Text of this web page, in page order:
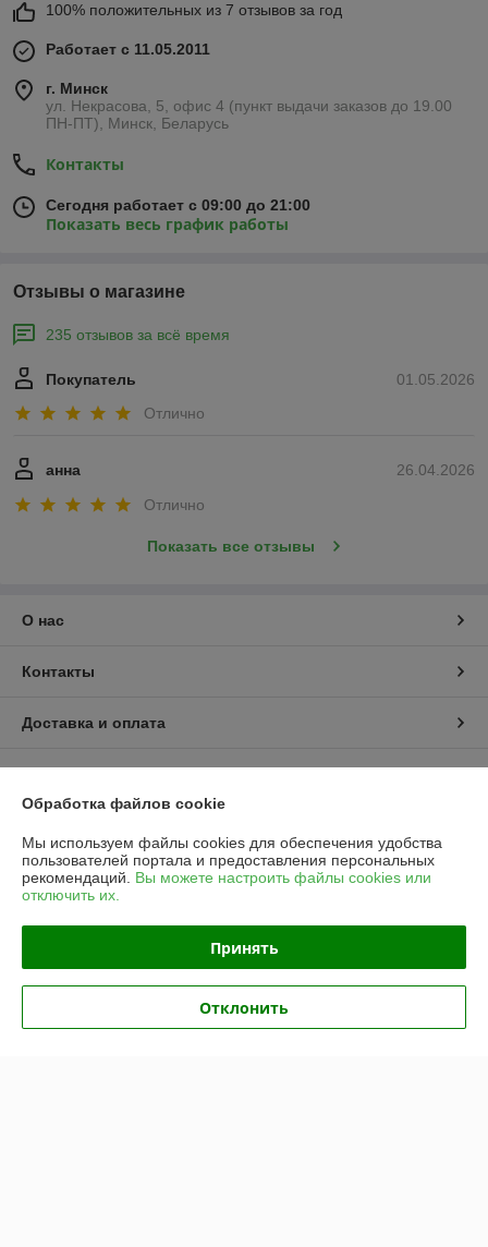
100% положительных из 7 отзывов за год
Работает с 11.05.2011
г. Минск
ул. Некрасова, 5, офис 4 (пункт выдачи заказов до 19.00
ПН-ПТ), Минск, Беларусь
Контакты
Сегодня работает с 09:00 до 21:00
Показать весь график работы
Отзывы о магазине
235 отзывов за всё время
01.05.2026
Покупатель
Отлично
26.04.2026
анна
Отлично
Показать все отзывы
О нас
Контакты
Доставка и оплата
График работы
Политика обработки cookies
Сайт создан на платформе Deal.by
Юридическое лицо:Частное предприятие «ЭльМор»
Обработка файлов cookie
Мы используем файлы cookies для обеспечения удобства
пользователей портала и предоставления персональных
рекомендаций. Вы можете настроить файлы cookies или
отключить их.
Принять
Отклонить